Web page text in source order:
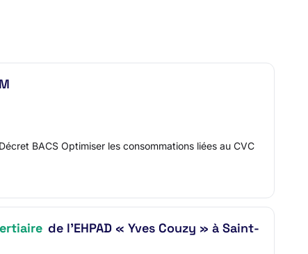
BACS Optimiser les consommations liées au CVC
de l'EHPAD « Yves Couzy » à Saint-